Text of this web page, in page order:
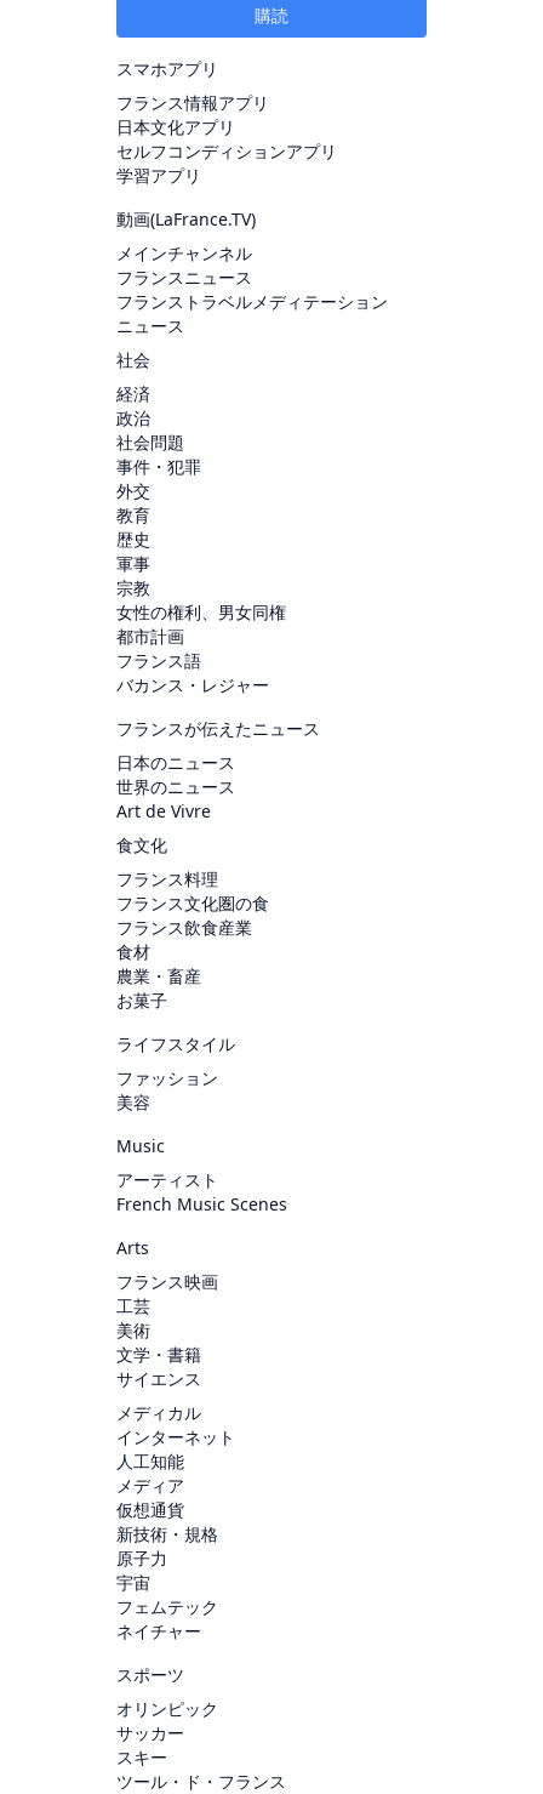
購読
スマホアプリ
フランス情報アプリ
日本文化アプリ
セルフコンディションアプリ
学習アプリ
動画(LaFrance.TV)
メインチャンネル
フランスニュース
フランストラベルメディテーション
ニュース
社会
経済
政治
社会問題
事件・犯罪
外交
教育
歴史
軍事
宗教
女性の権利、男女同権
都市計画
フランス語
バカンス・レジャー
フランスが伝えたニュース
日本のニュース
世界のニュース
Art de Vivre
食文化
フランス料理
フランス文化圏の食
フランス飲食産業
食材
農業・畜産
お菓子
ライフスタイル
ファッション
美容
Music
アーティスト
French Music Scenes
Arts
フランス映画
工芸
美術
文学・書籍
サイエンス
メディカル
インターネット
人工知能
メディア
仮想通貨
新技術・規格
原子力
宇宙
フェムテック
ネイチャー
スポーツ
オリンピック
サッカー
スキー
ツール・ド・フランス